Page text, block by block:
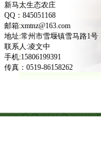
新马太生态农庄
QQ：845051168
邮箱:xmtnz@163.com
地址:常州市雪堰镇雪马路1号
联系人:凌文中
手机:15806199391
传真：0519-86158262